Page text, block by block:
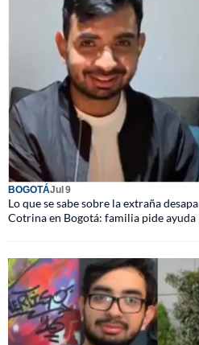
BOGOTÁJul 9
Lo que se sabe sobre la extraña
Cotrina en Bogotá: familia pide ayuda